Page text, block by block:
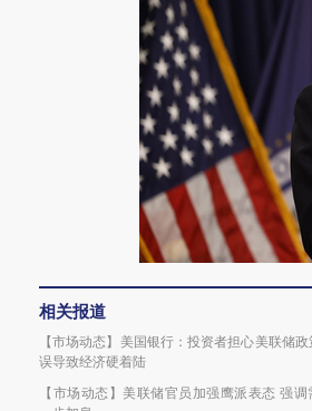
相关报道
【市场动态】美国银行：投资者担心美联储政
误导致经济硬着陆
【市场动态】美联储官员加强鹰派表态 强调